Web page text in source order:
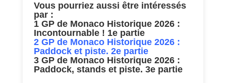
Vous pourriez aussi être intéressés
par :
1 GP de Monaco Historique 2026 :
Incontournable ! 1e partie
2 GP de Monaco Historique 2026 :
Paddock et piste. 2e partie
3 GP de Monaco Historique 2026 :
Paddock, stands et piste. 3e partie